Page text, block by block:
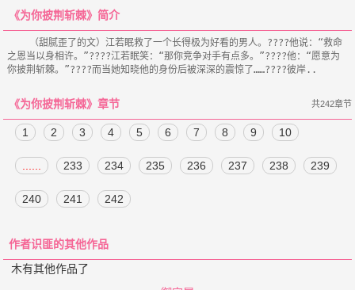
《为你披荆斩棘》简介
之恩当以身相许。”????江若眠笑：“那你竞争对手有点多。”????他：“愿意为
《为你披荆斩棘》章节 共242章节
1 2 3 4 5 6 7 8 9 10
...... 233 234 235 236 237 238 239
240 241 242
作者识匪的其他作品
木有其他作品了